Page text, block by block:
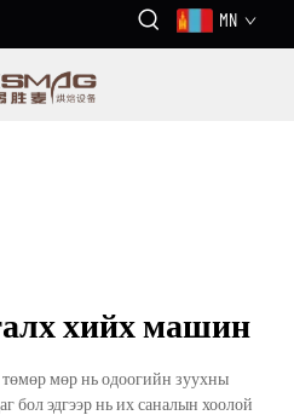
MN
хийх машин
мөр нь одоогийн зуухны
бол эдгээр нь их саналын хоолой